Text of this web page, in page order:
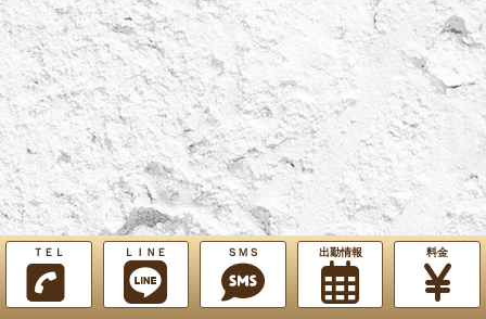
ＴＥＬ ＬＩＮＥ ＳＭＳ 出勤情報 料金